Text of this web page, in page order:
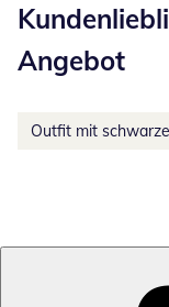
Angebot
Outfit mit